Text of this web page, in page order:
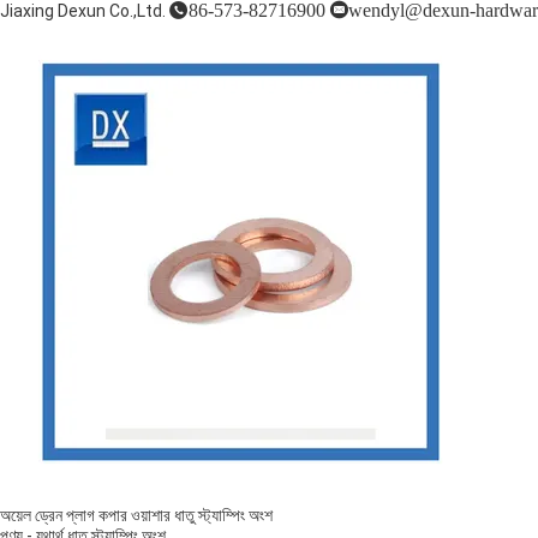
Jiaxing Dexun Co.,Ltd. 86-573-82716900 wendyl@dexun-
অয়েল ড্রেন প্লাগ কপার ওয়াশার ধাতু স্ট্যাম্পিং অংশ